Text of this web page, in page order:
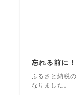
忘れる前に
ふるさと納税
なりました。